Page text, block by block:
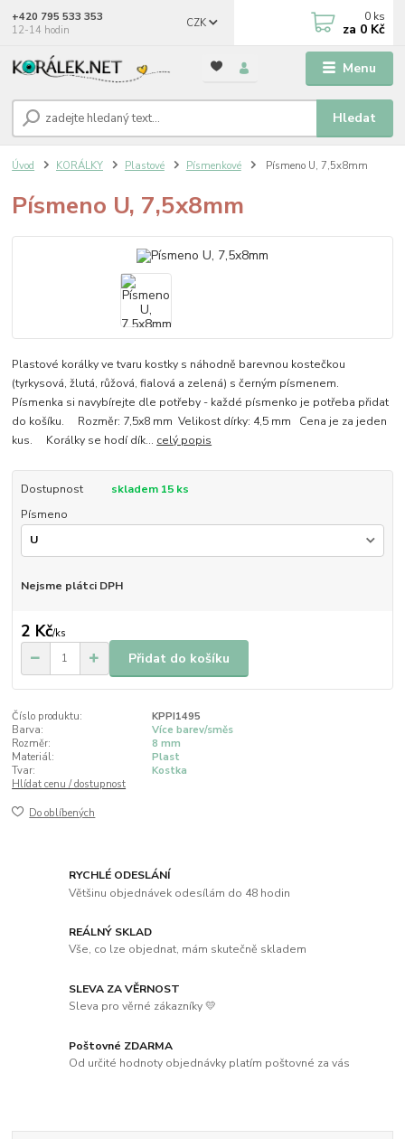
Menu
CZK
Hledat
+420 795 533 353
12-14 hodin
0 ks
za 0 Kč
Úvod KORÁLKY Plastové Písmenkové Písmeno U, 7,5x8mm
Písmeno U, 7,5x8mm
Plastové korálky ve tvaru kostky s náhodně barevnou kostečkou
(tyrkysová, žlutá, růžová, fialová a zelená) s černým písmenem.
Písmenka si navybírejte dle potřeby - každé písmenko je potřeba přidat
do košíku. Rozměr: 7,5x8 mm Velikost dírky: 4,5 mm Cena je za jeden
kus. Korálky se hodí dík... celý popis
Dostupnost
skladem 15 ks
Písmeno
Nejsme plátci DPH
2 Kč/ks
Přidat do košíku
Číslo produktu:
KPPI1495
Barva:
Více barev/směs
Rozměr:
8 mm
Materiál:
Plast
Tvar:
Kostka
Hlídat cenu / dostupnost
Do oblíbených
RYCHLÉ ODESLÁNÍ
Většinu objednávek odesílám do 48 hodin
REÁLNÝ SKLAD
Vše, co lze objednat, mám skutečně skladem
SLEVA ZA VĚRNOST
Sleva pro věrné zákazníky 💛
Poštovné ZDARMA
Od určité hodnoty objednávky platím poštovné za vás